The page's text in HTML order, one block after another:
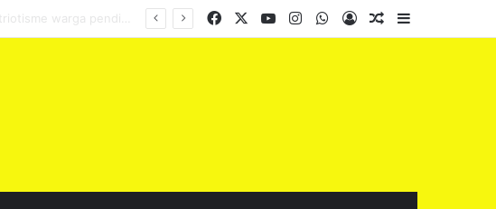
Facebook YouTubeInstagramWhatsApp
Log InRandom Article